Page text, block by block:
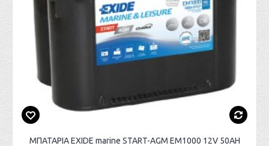
ΜΠΑΤΑΡΙΑ EXIDE marine START-AGM EM1000 12V 50AH